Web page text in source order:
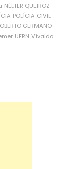
NÉLTER QUEIROZ
POLÍCIA CIVIL
GERMANO
UFRN Vivaldo